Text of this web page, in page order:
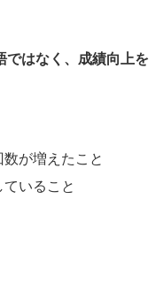
ではなく、成績向上を
が増えたこと
いること